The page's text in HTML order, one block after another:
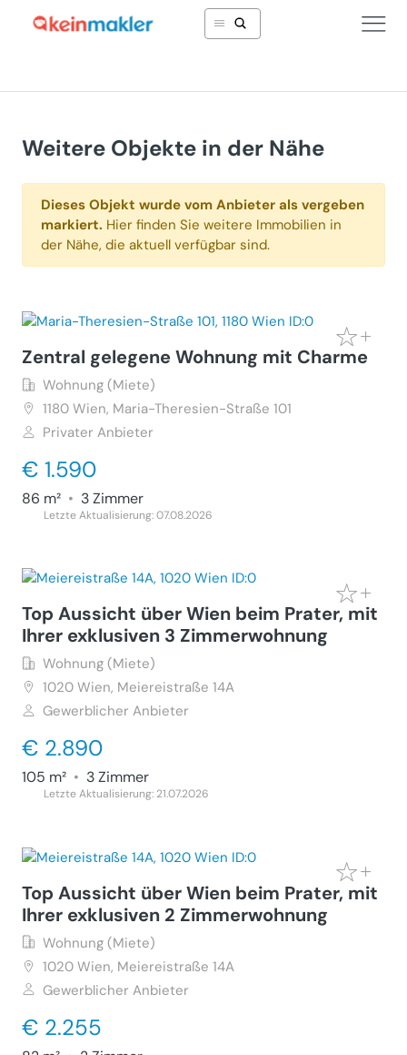
Weitere Objekte in der Nähe
Dieses Objekt wurde vom Anbieter als vergeben
markiert. Hier finden Sie weitere Immobilien in
der Nähe, die aktuell verfügbar sind.
Zentral gelegene Wohnung mit Charme
Wohnung (Miete)
1180 Wien, Maria-Theresien-Straße 101
Privater Anbieter
€ 1.590
86 m² • 3 Zimmer
Letzte Aktualisierung: 07.08.2026
Top Aussicht über Wien beim Prater, mit
Ihrer exklusiven 3 Zimmerwohnung
Wohnung (Miete)
1020 Wien, Meiereistraße 14A
Gewerblicher Anbieter
€ 2.890
105 m² • 3 Zimmer
Letzte Aktualisierung: 21.07.2026
Top Aussicht über Wien beim Prater, mit
Ihrer exklusiven 2 Zimmerwohnung
Wohnung (Miete)
1020 Wien, Meiereistraße 14A
Gewerblicher Anbieter
€ 2.255